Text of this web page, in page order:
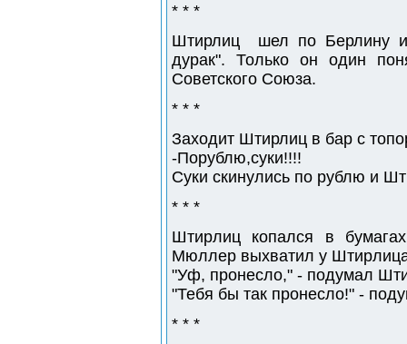
* * *
Штирлиц шел по Берлину и
дурак". Только он один
Советского Союза.
* * *
Заходит Штирлиц в бар с
-Порублю,суки!!!!
Суки скинулись по рублю и
* * *
Штиpлиц копался в
Мюллеp выхватил у
"Уф, пpонесло," - подумал
"Тебя бы так пpонесло!" -
* * *